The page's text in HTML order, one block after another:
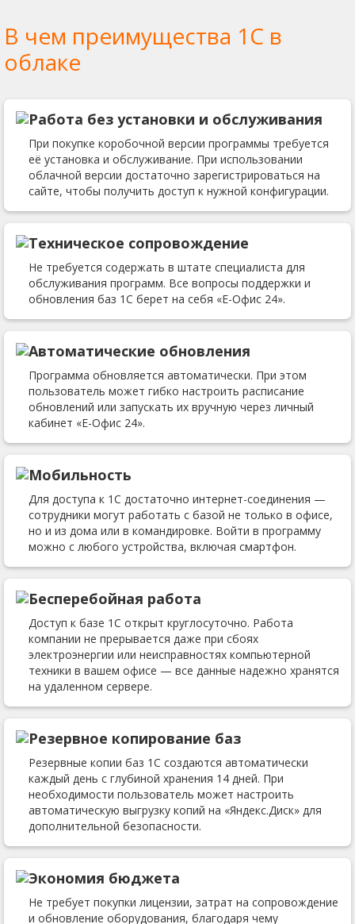
В чем преимущества 1С в
облаке
Работа без установки и обслуживания
При покупке коробочной версии программы требуется
её установка и обслуживание. При использовании
облачной версии достаточно зарегистрироваться на
сайте, чтобы получить доступ к нужной конфигурации.
Техническое сопровождение
Не требуется содержать в штате специалиста для
обслуживания программ. Все вопросы поддержки и
обновления баз 1С берет на себя «Е-Офис 24».
Автоматические обновления
Программа обновляется автоматически. При этом
пользователь может гибко настроить расписание
обновлений или запускать их вручную через личный
кабинет «Е-Офис 24».
Мобильность
Для доступа к 1С достаточно интернет-соединения —
сотрудники могут работать с базой не только в офисе,
но и из дома или в командировке. Войти в программу
можно с любого устройства, включая смартфон.
Бесперебойная работа
Доступ к базе 1С открыт круглосуточно. Работа
компании не прерывается даже при сбоях
электроэнергии или неисправностях компьютерной
техники в вашем офисе — все данные надежно хранятся
на удаленном сервере.
Резервное копирование баз
Резервные копии баз 1С создаются автоматически
каждый день с глубиной хранения 14 дней. При
необходимости пользователь может настроить
автоматическую выгрузку копий на «Яндекс.Диск» для
дополнительной безопасности.
Экономия бюджета
Не требует покупки лицензии, затрат на сопровождение
и обновление оборудования, благодаря чему